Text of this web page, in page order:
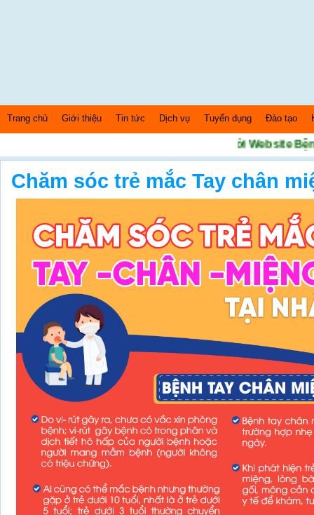
Trang chủ Giới thiệu Tin tức Dịch vụ Tuyển dụng Đào tạo
Chào mừng bạn đến với Website
Chăm sóc trẻ mắc Tay chân